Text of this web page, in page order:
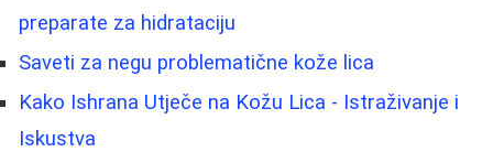
preparate za hidrataciju
Saveti za negu problematične kože lica
Kako Ishrana Utječe na Kožu Lica - Istraživanje i
Iskustva